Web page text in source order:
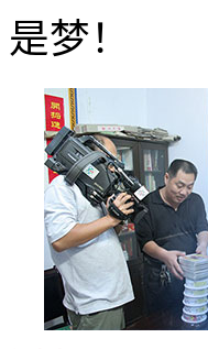
是梦！